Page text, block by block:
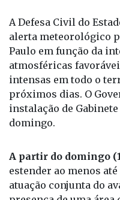
Da Redação / Agência
A Defesa Civil do
alerta meteorológico
Paulo em função da
atmosféricas
intensas em todo o
próximos dias. O
domingo.
A partir do domingo